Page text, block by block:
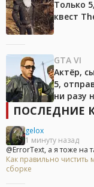
Только
квест
GTA VI
Актёр,
5,
ни разу
ПОСЛЕДНИЕ
gelox
1 минуту назад
@ErrorText, а я тоже на
Как правильно чистить
сборке